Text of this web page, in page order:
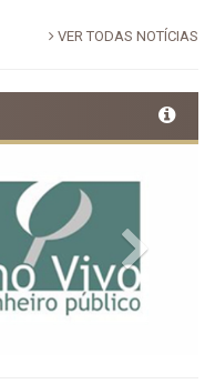
VER TODAS NOTÍCIAS